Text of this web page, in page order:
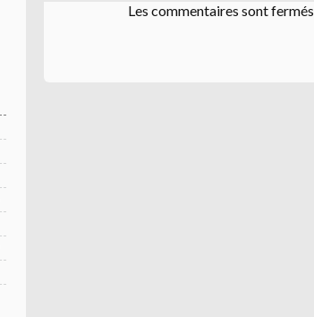
Les commentaires sont fermés.